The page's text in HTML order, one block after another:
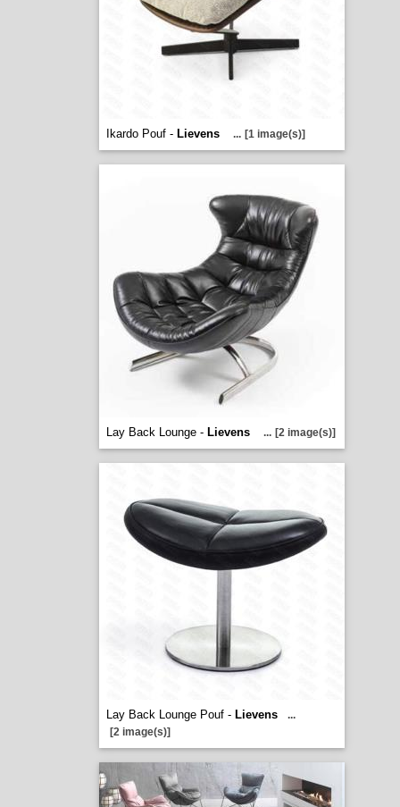
Ikardo Pouf - Lievens ... [1 image(s)]
Lay Back Lounge - Lievens ... [2 image(s)]
Lay Back Lounge Pouf - Lievens
...
[2 image(s)]